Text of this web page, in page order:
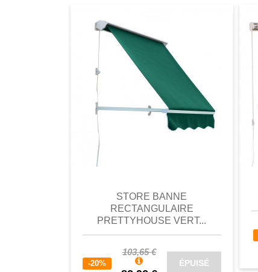
STORE BANNE
RECTANGULAIRE
PRETTYHOUSE VERT...
-20%
103,65 €
ÉPUISÉ